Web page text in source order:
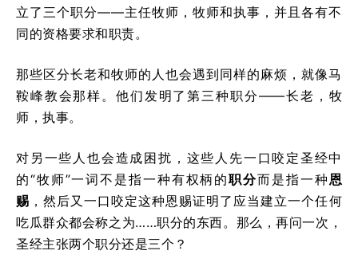
立了三个职分——主任牧师，牧师和执事，并且各有不
同的资格要求和职责。
那些区分长老和牧师的人也会遇到同样的麻烦，就像马
鞍峰教会那样。他们发明了第三种职分——长老，牧
师，执事。
对另一些人也会造成困扰，这些人先一口咬定圣经中
的“牧师”一词不是指一种有权柄的职分而是指一种恩
赐 ，然后又一口咬定这种恩赐证明了应当建立一个任何
吃瓜群众都会称之为……职分的东西。那么，再问一次，
圣经主张两个职分还是三个？